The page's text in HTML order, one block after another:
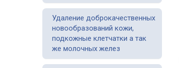
Удаление доброкачественных
новообразований кожи,
подкожные клетчатки а так
же молочных желез